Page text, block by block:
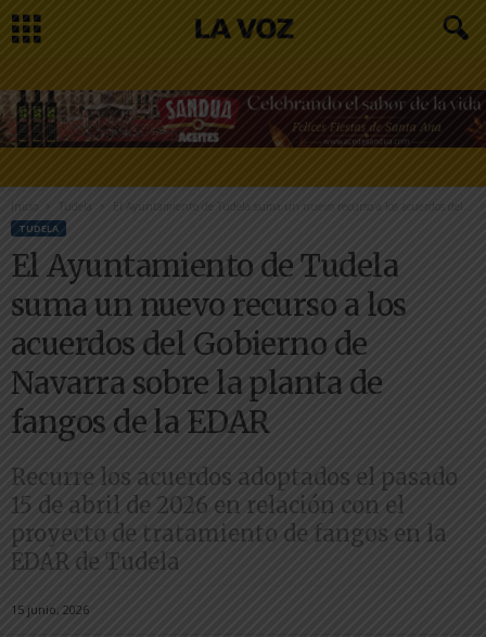
Inicio Tudela El Ayuntamiento de Tudela suma un nuevo recurso a los acuerdos del...
TUDELA
El Ayuntamiento de Tudela
suma un nuevo recurso a los
acuerdos del Gobierno de
Navarra sobre la planta de
fangos de la EDAR
Recurre los acuerdos adoptados el pasado
15 de abril de 2026 en relación con el
proyecto de tratamiento de fangos en la
EDAR de Tudela
15 junio, 2026